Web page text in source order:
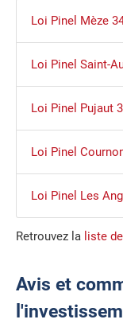
Loi Pinel Mèze
Loi Pinel Saint-
Loi Pinel Pujaut
Loi Pinel
Loi Pinel Les
Retrouvez la liste
Avis et